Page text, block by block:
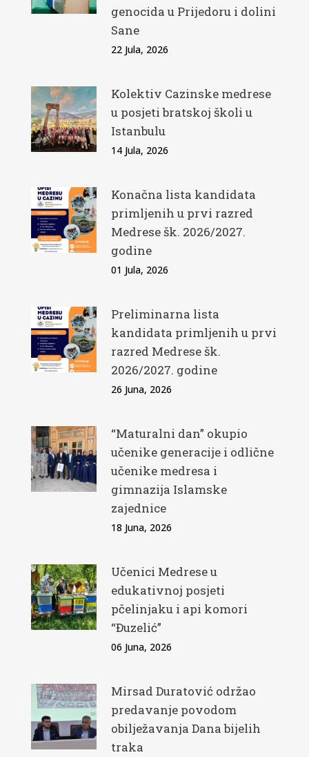
genocida u Prijedoru i dolini
Sane
22 Jula, 2026
Kolektiv Cazinske medrese
u posjeti bratskoj školi u
Istanbulu
14 Jula, 2026
Konačna lista kandidata
primljenih u prvi razred
Medrese šk. 2026/2027.
godine
01 Jula, 2026
Preliminarna lista
kandidata primljenih u prvi
razred Medrese šk.
2026/2027. godine
26 Juna, 2026
“Maturalni dan” okupio
učenike generacije i odlične
učenike medresa i
gimnazija Islamske
zajednice
18 Juna, 2026
Učenici Medrese u
edukativnoj posjeti
pčelinjaku i api komori
“Đuzelić”
06 Juna, 2026
Mirsad Duratović održao
predavanje povodom
obilježavanja Dana bijelih
traka